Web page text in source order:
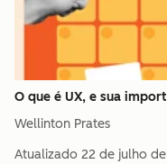
O que é UX, e sua
Wellinton Prates
Atualizado 22 de julho